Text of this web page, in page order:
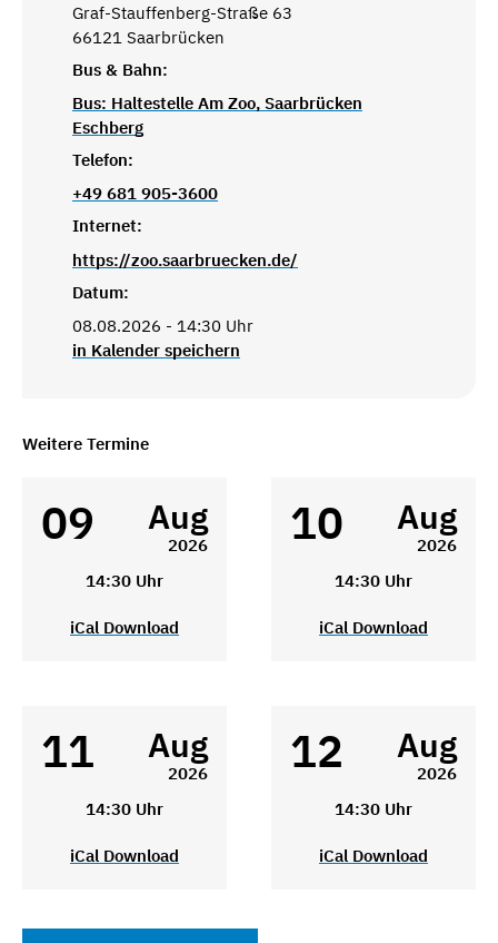
Graf-Stauffenberg-Straße 63
66121 Saarbrücken
Bus & Bahn:
Bus: Haltestelle Am Zoo, Saarbrücken
Eschberg
Telefon:
+49 681 905-3600
Internet:
https://zoo.saarbruecken.de/
Datum:
08.08.2026 - 14:30 Uhr
in Kalender speichern
Weitere Termine
09 Aug
2026
14:30 Uhr
iCal Download
10 Aug
2026
14:30 Uhr
iCal Download
11 Aug
2026
14:30 Uhr
iCal Download
12 Aug
2026
14:30 Uhr
iCal Download